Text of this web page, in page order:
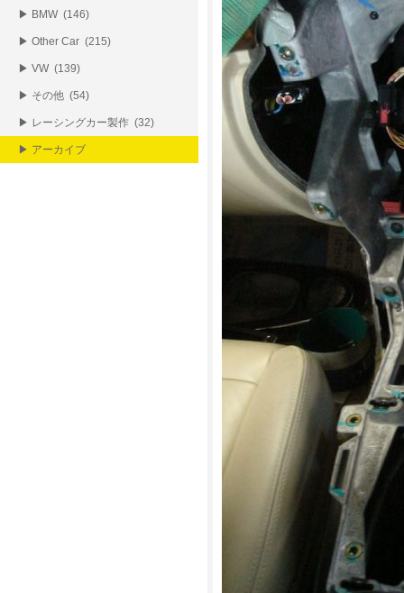
▶ BMW (146)
▶ Other Car (215)
▶ VW (139)
▶ その他 (54)
▶ レーシングカー製作 (32)
▶ アーカイブ